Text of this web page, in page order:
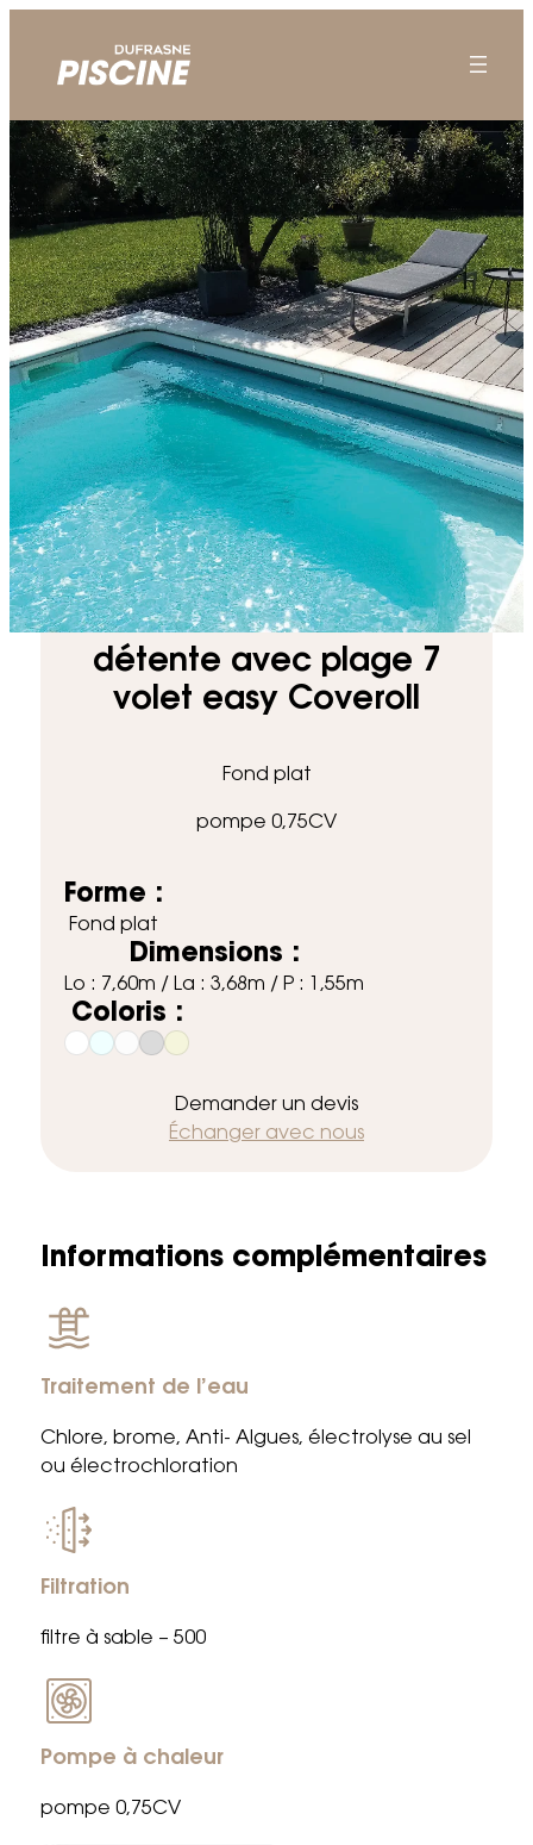
Accueil
Piscines
détente avec plage 7 volet easy Coveroll
détente avec plage 7
volet easy Coveroll
Fond plat
pompe 0,75CV
Forme :
Fond plat
Dimensions :
Lo : 7,60m / La : 3,68m / P : 1,55m
Coloris :
Demander un devis
Échanger avec nous
Informations complémentaires
Traitement de l’eau
Chlore, brome, Anti- Algues, électrolyse au sel
ou électrochloration
Filtration
filtre à sable – 500
Pompe à chaleur
pompe 0,75CV